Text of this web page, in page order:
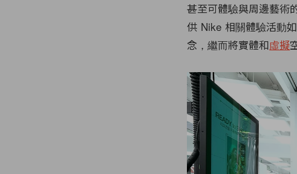
甚至可體驗與周邊藝術
供 Nike 相關體驗活動
念，繼而將實體和虛擬